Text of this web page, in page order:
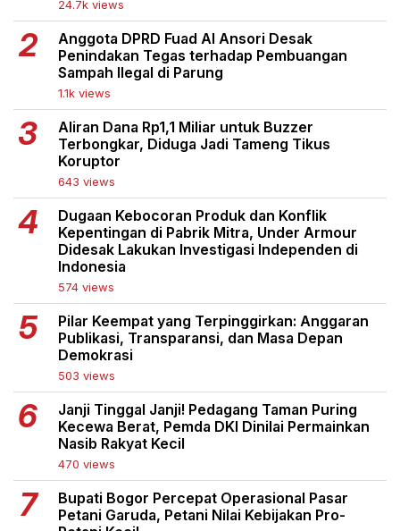
24.7k views
Anggota DPRD Fuad Al Ansori Desak
Penindakan Tegas terhadap Pembuangan
Sampah Ilegal di Parung
1.1k views
Aliran Dana Rp1,1 Miliar untuk Buzzer
Terbongkar, Diduga Jadi Tameng Tikus
Koruptor
643 views
Dugaan Kebocoran Produk dan Konflik
Kepentingan di Pabrik Mitra, Under Armour
Didesak Lakukan Investigasi Independen di
Indonesia
574 views
Pilar Keempat yang Terpinggirkan: Anggaran
Publikasi, Transparansi, dan Masa Depan
Demokrasi
503 views
Janji Tinggal Janji! Pedagang Taman Puring
Kecewa Berat, Pemda DKI Dinilai Permainkan
Nasib Rakyat Kecil
470 views
Bupati Bogor Percepat Operasional Pasar
Petani Garuda, Petani Nilai Kebijakan Pro-